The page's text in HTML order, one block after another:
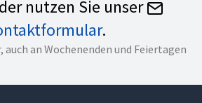
nutzen Sie unser
.
an Wochenenden und Feiertagen